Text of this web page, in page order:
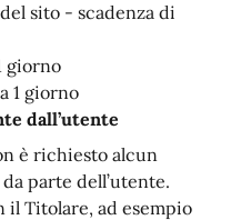
sito - scadenza di
giorno
1 giorno
dall’utente
è richiesto alcun
parte dell’utente.
Titolare, ad esempio